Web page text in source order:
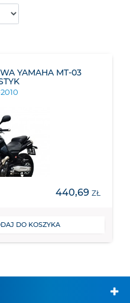
YAMAHA MT-03
440,69 ZŁ
DO KOSZYKA